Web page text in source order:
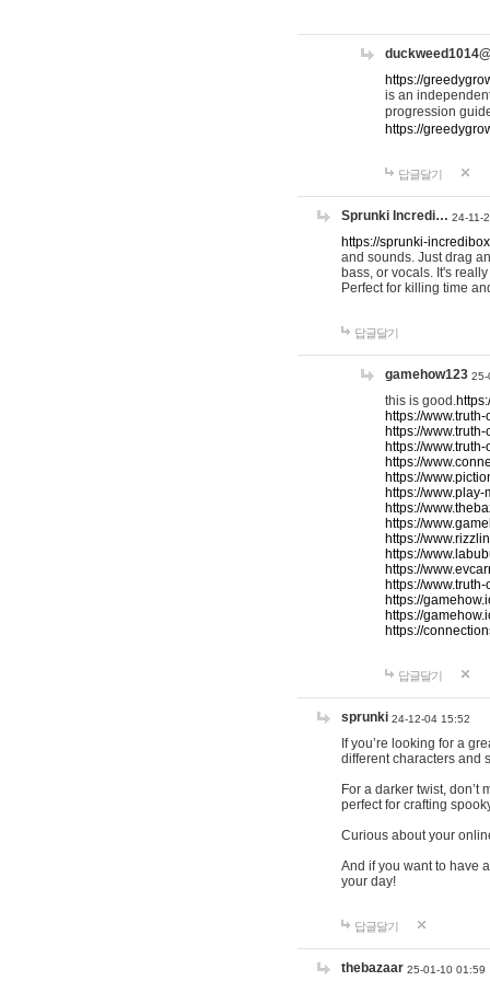
https://
is an
progression
https://
답글달기
Sprunki Incredi… 24-11-
https://sprunki-
and sounds. Just drag
bass, or vocals. It's
Perfect for killing time
답글달기
gamehow123 25-
this is good.
https://
https://
https://
https://
https://
https://
https://
https://
https://
https://
https://
https://
https://
https://
https://
답글달기
sprunki 24-12-04 15:52
If you’re looking for a
different characters and
For a darker twist, don’t
perfect for crafting
Curious about your
And if you want to have
your day!
답글달기
thebazaar 25-01-10 01:59